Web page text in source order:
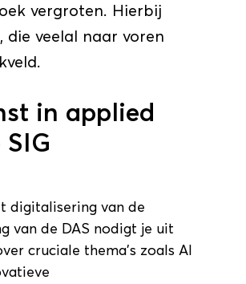
vergroten. Hierbij
veelal naar voren
in applied
digitalisering van de
van de DAS nodigt je uit
cruciale thema’s zoals AI